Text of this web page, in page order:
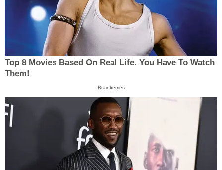
Top 8 Movies Based On Real Life. You Have To Watch
Them!
Brainberries